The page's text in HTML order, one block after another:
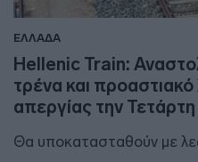
ΕΛΛΑΔΑ
Hellenic Train:
τρένα και
απεργίας την Τετάρτη
Θα υποκατασταθούν με